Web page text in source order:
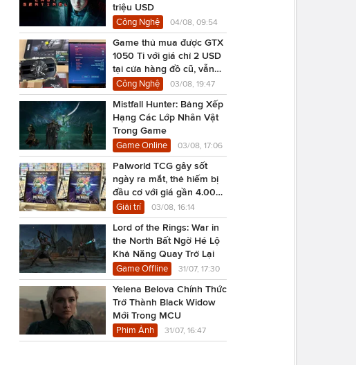
triệu USD
Công Nghệ 04/08, 09:54
Game thủ mua được GTX
1050 Ti với giá chỉ 2 USD
tại cửa hàng đồ cũ, vẫn
chạy Cyberpunk 2077
Công Nghệ 03/08, 19:47
Mistfall Hunter: Bảng Xếp
Hạng Các Lớp Nhân Vật
Trong Game
Game Online 03/08, 17:06
Palworld TCG gây sốt
ngày ra mắt, thẻ hiếm bị
đầu cơ với giá gần 4.000
USD
Giải trí 03/08, 16:14
Lord of the Rings: War in
the North Bất Ngờ Hé Lộ
Khả Năng Quay Trở Lại
Game Offline 31/07, 17:30
Yelena Belova Chính Thức
Trở Thành Black Widow
Mới Trong MCU
Phim Ảnh 31/07, 16:47